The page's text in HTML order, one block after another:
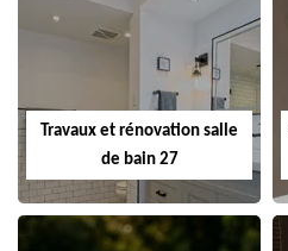
Travaux et rénovation salle
de bain 27